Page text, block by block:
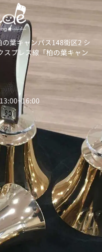
葉キャンパス148街区2 シ
スプレス線「柏の葉キャン